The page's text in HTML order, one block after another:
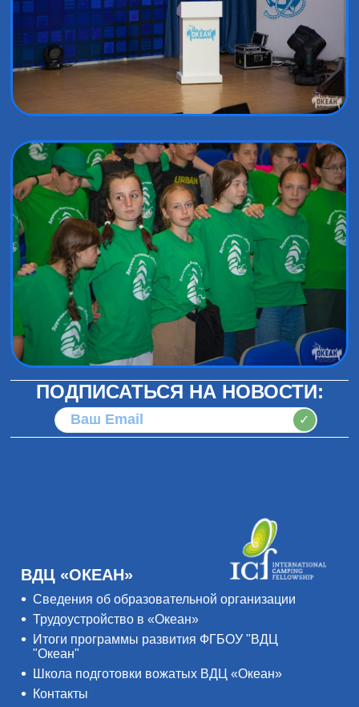
ПОДПИСАТЬСЯ НА НОВОСТИ:
✓
ВДЦ «ОКЕАН»
Сведения об образовательной организации
Трудоустройство в «Океан»
Итоги программы развития ФГБОУ "ВДЦ
"Океан"
Школа подготовки вожатых ВДЦ «Океан»
Контакты